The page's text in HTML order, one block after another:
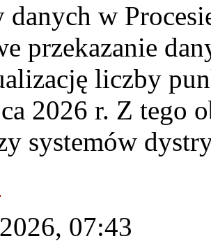
danych w
przekazanie
liczby
2026 r. Z tego
systemów
07:43